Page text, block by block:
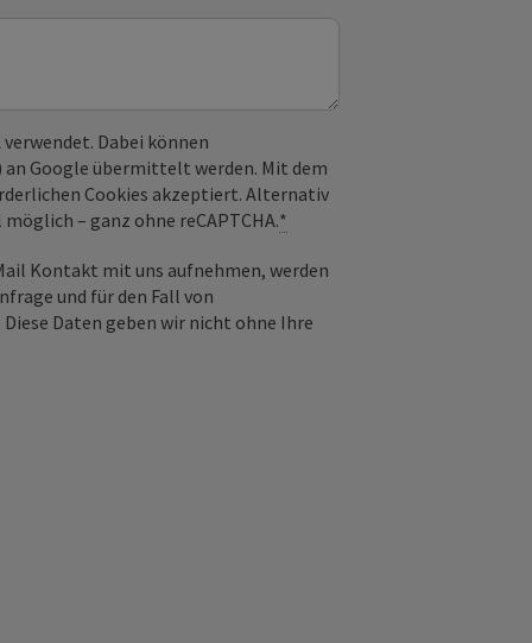
Dabei können
an Google übermittelt werden. Mit dem
Cookies akzeptiert. Alternativ
– ganz ohne reCAPTCHA.*
Kontakt mit uns aufnehmen, werden
und für den Fall von
Daten geben wir nicht ohne Ihre